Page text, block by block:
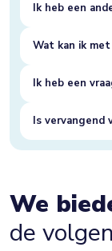
Ik heb een
Wat kan ik
Ik heb een
Is vervangend
We
de